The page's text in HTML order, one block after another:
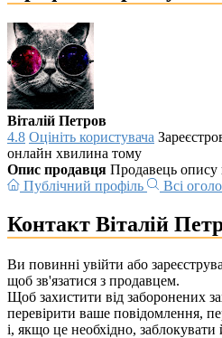
Віталій Петров
4.8 Оцініть користувача
онлайн хвилина тому
Опис продавця Продавець опису
Публічний профіль
Всі
Контакт Віталій
Ви повинні увійти або
щоб зв'язатися з продавцем.
Щоб захистити від заборонених
перевірити ваше повідомлення,
і, якщо це необхідно, заблокувати